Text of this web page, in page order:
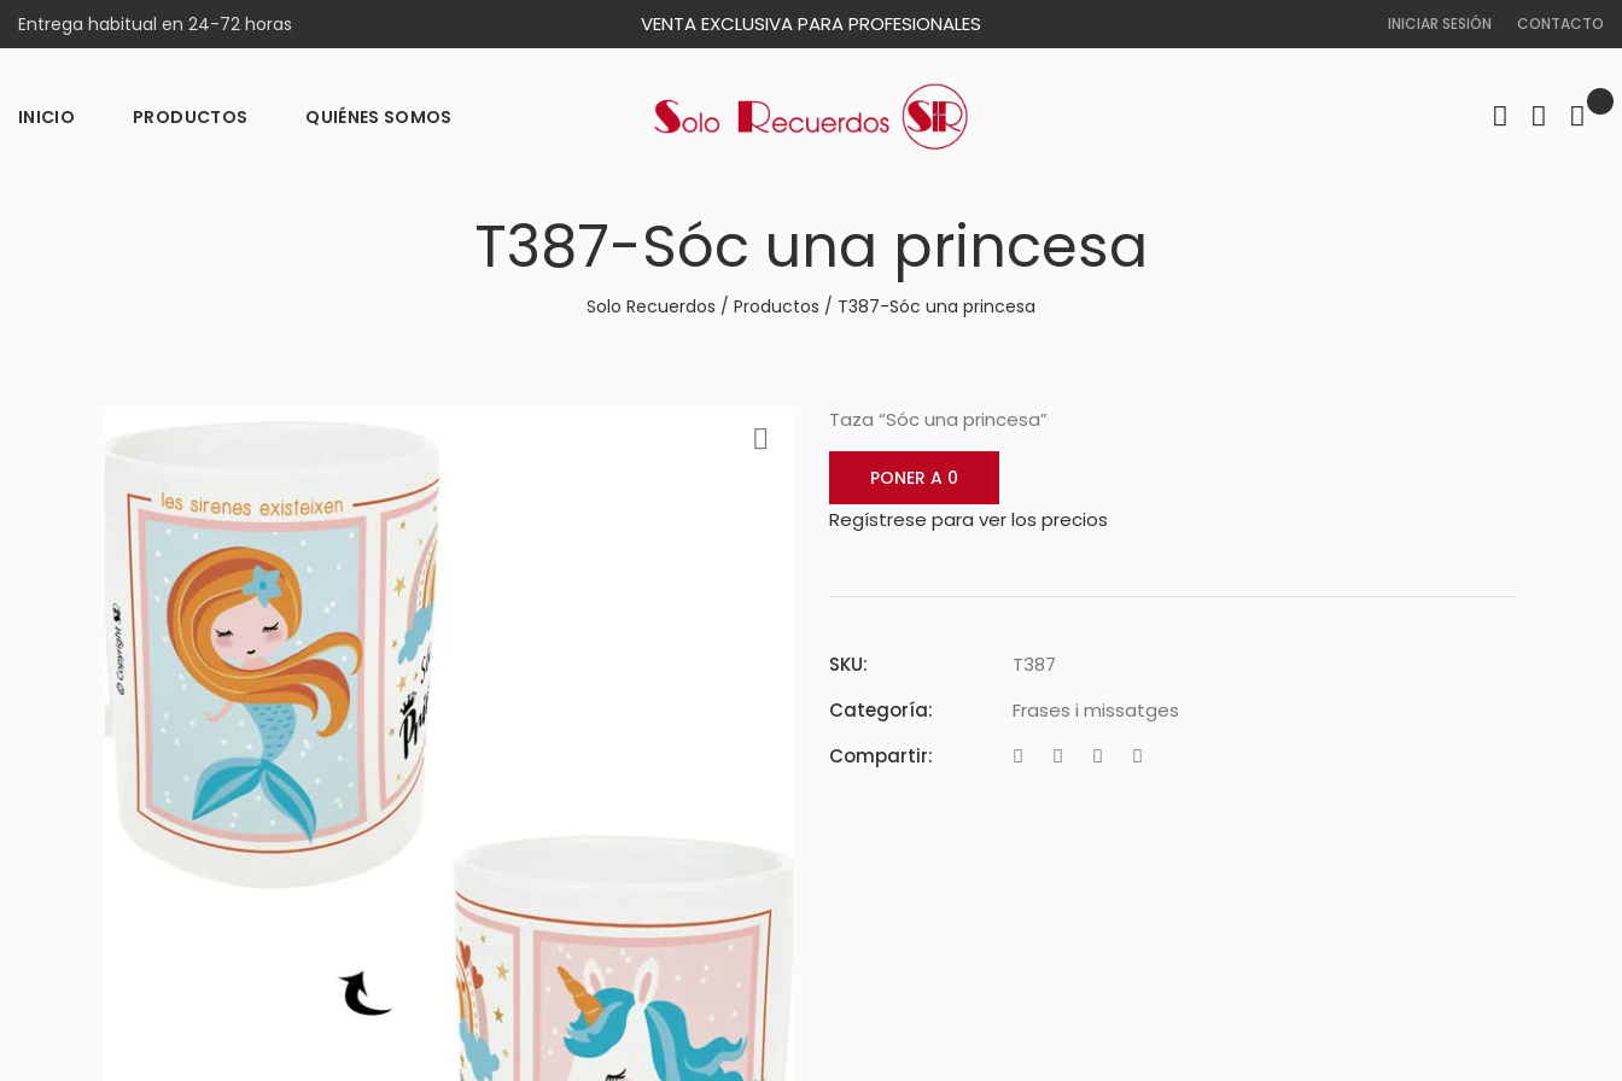
Entrega habitual en 24-72 horas VENTA EXCLUSIVA PARA PROFESIONALES INICIAR SESIÓN CONTACTO
INICIO PRODUCTOS QUIÉNES SOMOS
T387-Sóc una princesa
Solo Recuerdos / Productos / T387-Sóc una princesa
Taza “Sóc una princesa”
PONER A 0
Regístrese para ver los precios
SKU:
T387
Categoría:
Frases i missatges
Compartir: